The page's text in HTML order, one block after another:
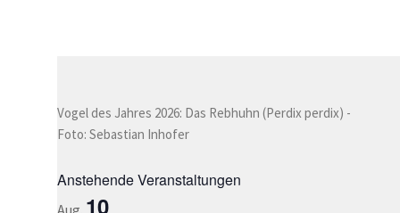
Vogel des Jahres 2026: Das Rebhuhn (Perdix perdix) -
Foto: Sebastian Inhofer
Anstehende Veranstaltungen
Aug. 10